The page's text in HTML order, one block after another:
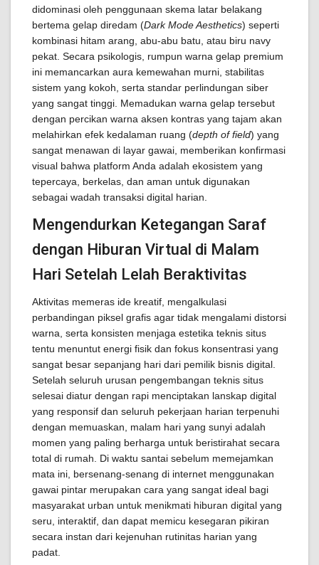
didominasi oleh penggunaan skema latar belakang
bertema gelap diredam (Dark Mode Aesthetics) seperti
kombinasi hitam arang, abu-abu batu, atau biru navy
pekat. Secara psikologis, rumpun warna gelap premium
ini memancarkan aura kemewahan murni, stabilitas
sistem yang kokoh, serta standar perlindungan siber
yang sangat tinggi. Memadukan warna gelap tersebut
dengan percikan warna aksen kontras yang tajam akan
melahirkan efek kedalaman ruang (depth of field) yang
sangat menawan di layar gawai, memberikan konfirmasi
visual bahwa platform Anda adalah ekosistem yang
tepercaya, berkelas, dan aman untuk digunakan
sebagai wadah transaksi digital harian.
Mengendurkan Ketegangan Saraf
dengan Hiburan Virtual di Malam
Hari Setelah Lelah Beraktivitas
Aktivitas memeras ide kreatif, mengalkulasi
perbandingan piksel grafis agar tidak mengalami distorsi
warna, serta konsisten menjaga estetika teknis situs
tentu menuntut energi fisik dan fokus konsentrasi yang
sangat besar sepanjang hari dari pemilik bisnis digital.
Setelah seluruh urusan pengembangan teknis situs
selesai diatur dengan rapi menciptakan lanskap digital
yang responsif dan seluruh pekerjaan harian terpenuhi
dengan memuaskan, malam hari yang sunyi adalah
momen yang paling berharga untuk beristirahat secara
total di rumah. Di waktu santai sebelum memejamkan
mata ini, bersenang-senang di internet menggunakan
gawai pintar merupakan cara yang sangat ideal bagi
masyarakat urban untuk menikmati hiburan digital yang
seru, interaktif, dan dapat memicu kesegaran pikiran
secara instan dari kejenuhan rutinitas harian yang
padat.